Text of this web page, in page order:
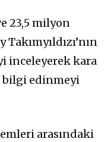
23,5 milyon
inceleyerek kara
bilgi edinmeyi
arasındaki